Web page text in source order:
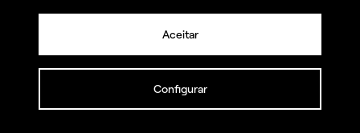
© summa.es Todos os direitos reservados.
Aceitar
Configurar